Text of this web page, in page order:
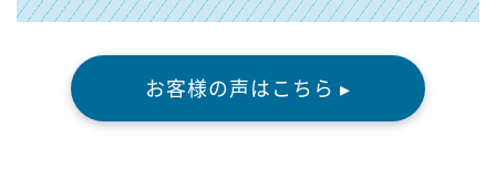
お客様の声はこちら ▸